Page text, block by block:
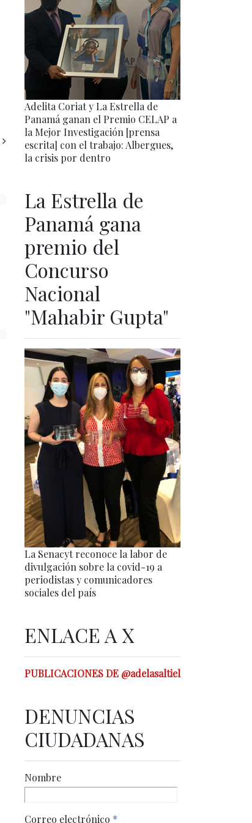
Adelita Coriat y La Estrella de
Panamá ganan el Premio CELAP a
la Mejor Investigación [prensa
escrita] con el trabajo: Albergues,
la crisis por dentro
La Estrella de
Panamá gana
premio del
Concurso
Nacional
"Mahabir Gupta"
La Senacyt reconoce la labor de
divulgación sobre la covid-19 a
periodistas y comunicadores
sociales del país
ENLACE A X
PUBLICACIONES DE @adelasaltiel
DENUNCIAS
CIUDADANAS
Nombre
Correo electrónico *